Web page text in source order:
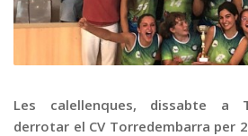
Contacte
Les calellenques, dissabte a
derrotar el CV Torredembarra per